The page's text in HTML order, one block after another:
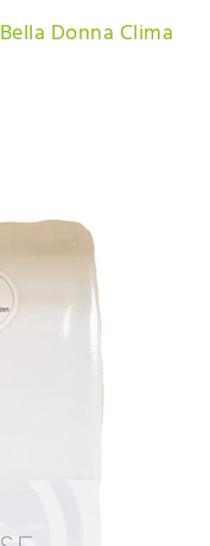
Donna Clima